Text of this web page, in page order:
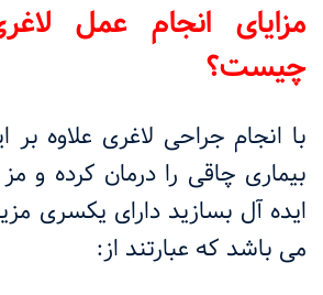
مزایای انجام عمل
چیست؟
با انجام جراحی لاغری علاوه بر
بیماری چاقی را درمان کرده و
ایده آل بسازید دارای یکسری
می باشد که عبارتند از: